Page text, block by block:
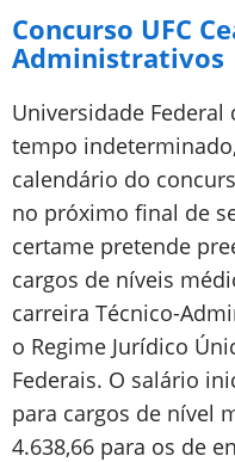
Concurso UFC
Administrativos
Universidade Federal
tempo
calendário do
no próximo final de
certame pretende
cargos de níveis
carreira Técnico-
o Regime Jurídico
Federais. O salário
para cargos de nível
4.638,66 para os de